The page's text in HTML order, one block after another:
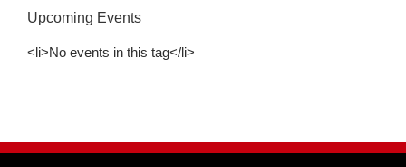
Upcoming Events
<li>No events in this tag</li>